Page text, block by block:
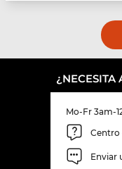
¿NECESITA
Mo-Fr 3am-
Centro
Enviar